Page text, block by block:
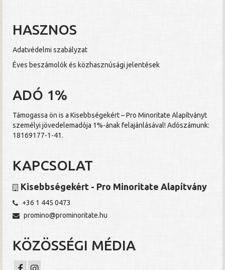
HASZNOS
Adatvédelmi szabályzat
Éves beszámolók és közhasznúsági jelentések
ADÓ 1%
Támogassa ön is a Kisebbségekért – Pro Minoritate Alapítványt
személyi jövedelemadója 1%-ának felajánlásával! Adószámunk:
18169177-1-41.
KAPCSOLAT
Kisebbségekért - Pro Minoritate Alapítvány
+36 1 445 0473
promino@prominoritate.hu
KÖZÖSSÉGI MÉDIA